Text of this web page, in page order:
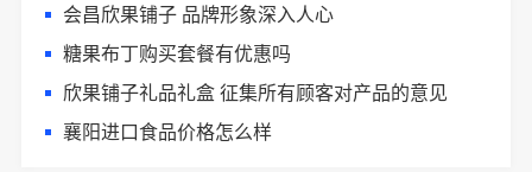
会昌欣果铺子 品牌形象深入人心
糖果布丁购买套餐有优惠吗
欣果铺子礼品礼盒 征集所有顾客对产品的意见
襄阳进口食品价格怎么样